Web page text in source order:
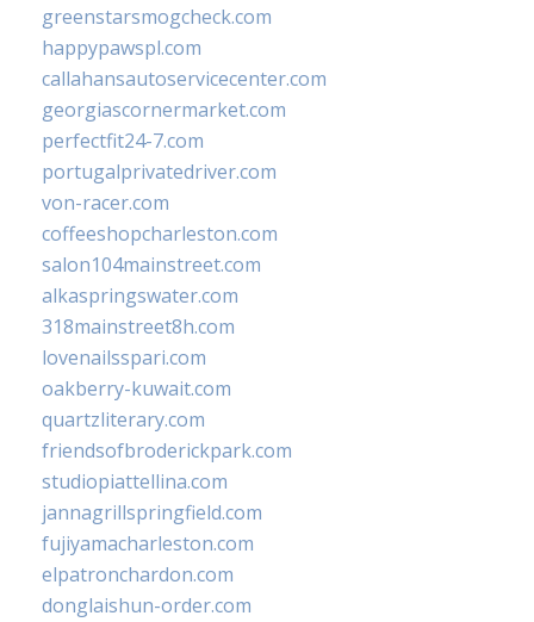
greenstarsmogcheck.com
happypawspl.com
callahansautoservicecenter.com
georgiascornermarket.com
perfectfit24-7.com
portugalprivatedriver.com
von-racer.com
coffeeshopcharleston.com
salon104mainstreet.com
alkaspringswater.com
318mainstreet8h.com
lovenailsspari.com
oakberry-kuwait.com
quartzliterary.com
friendsofbroderickpark.com
studiopiattellina.com
jannagrillspringfield.com
fujiyamacharleston.com
elpatronchardon.com
donglaishun-order.com